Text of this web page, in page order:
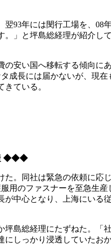
翌93年には閔行工場を、08
。」と坪島総経理が紹介し
安い国へ移転する傾向に
成長には届かないが、現
ている。
◆◆◆
。同社は緊急の依頼に応
用のファスナーを至急生
中心となり、上海にいる
島総経理にたずねた。「
しっかり浸透していたお